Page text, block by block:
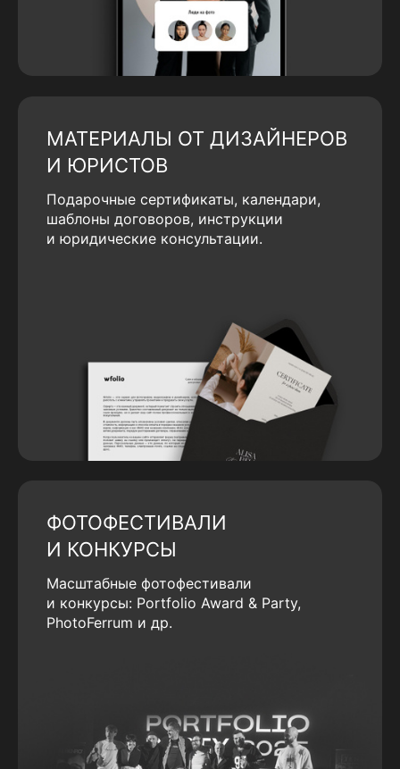
МАТЕРИАЛЫ ОТ ДИЗАЙНЕРОВ
И ЮРИСТОВ
Подарочные сертификаты, календари,
шаблоны договоров, инструкции
и юридические консультации.
ФОТОФЕСТИВАЛИ
И КОНКУРСЫ
Масштабные фотофестивали
и конкурсы: Portfolio Award & Party,
PhotoFerrum и др.